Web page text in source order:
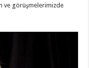
ve görüşmelerimizde